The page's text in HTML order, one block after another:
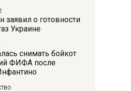
заявил о готовности
Украине
снимать бойкот
ФИФА после